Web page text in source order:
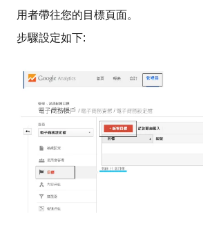
用者帶往您的目標頁面。
步驟設定如下: